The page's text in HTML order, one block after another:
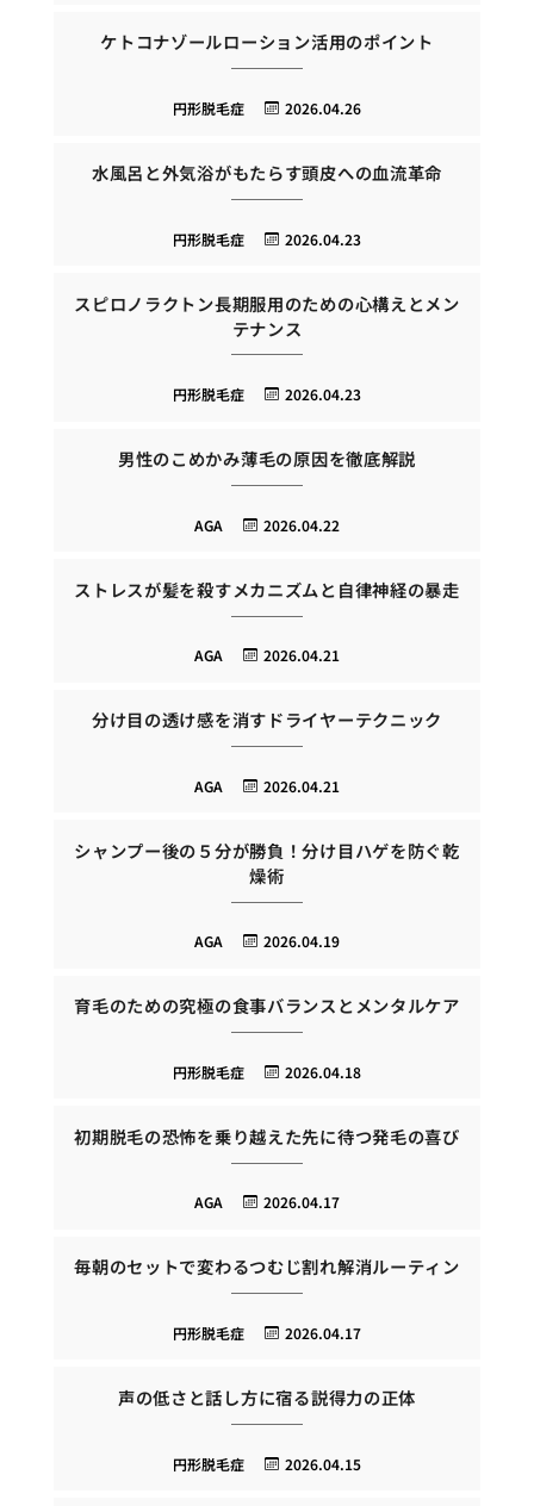
ケトコナゾールローション活用のポイント
2026.04.26
円形脱毛症
水風呂と外気浴がもたらす頭皮への血流革命
2026.04.23
円形脱毛症
スピロノラクトン長期服用のための心構えとメン
テナンス
2026.04.23
円形脱毛症
男性のこめかみ薄毛の原因を徹底解説
2026.04.22
AGA
ストレスが髪を殺すメカニズムと自律神経の暴走
2026.04.21
AGA
分け目の透け感を消すドライヤーテクニック
2026.04.21
AGA
シャンプー後の５分が勝負！分け目ハゲを防ぐ乾
燥術
2026.04.19
AGA
育毛のための究極の食事バランスとメンタルケア
2026.04.18
円形脱毛症
初期脱毛の恐怖を乗り越えた先に待つ発毛の喜び
2026.04.17
AGA
毎朝のセットで変わるつむじ割れ解消ルーティン
2026.04.17
円形脱毛症
声の低さと話し方に宿る説得力の正体
2026.04.15
円形脱毛症